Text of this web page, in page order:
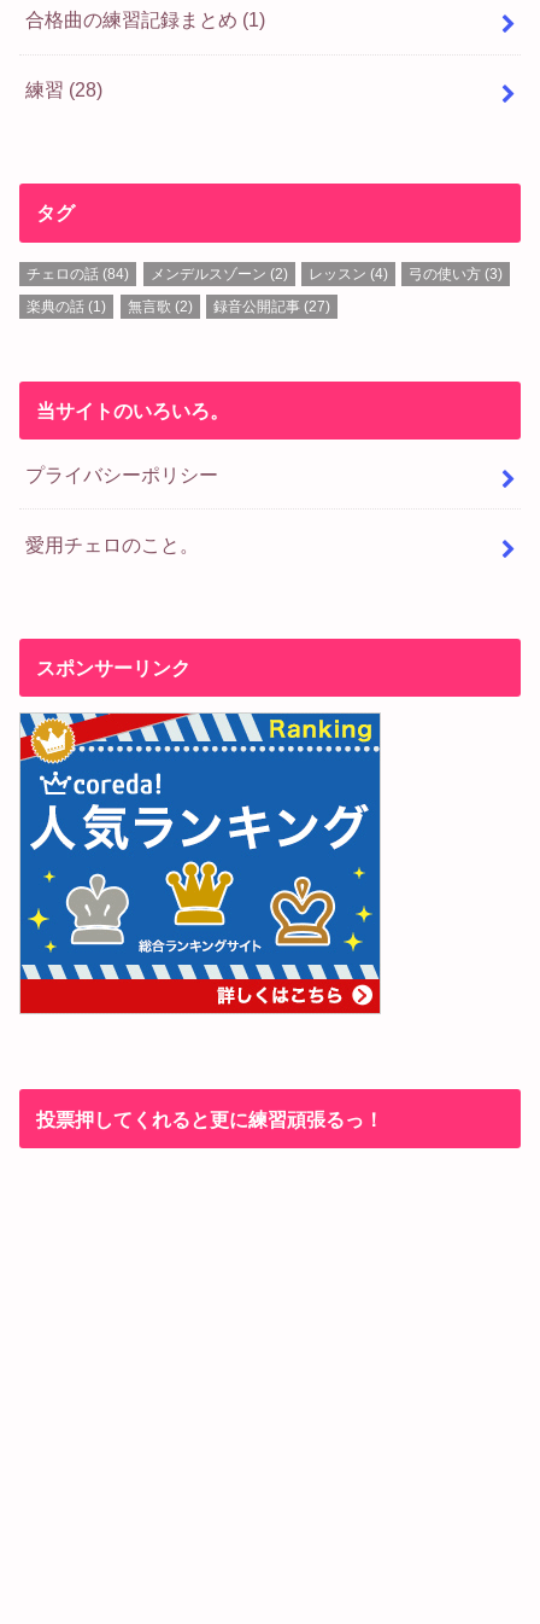
合格曲の練習記録まとめ (1)
練習 (28)
タグ
チェロの話 (84) メンデルスゾーン (2) レッスン (4) 弓の使い方 (3)
楽典の話 (1) 無言歌 (2) 録音公開記事(27)
当サイトのいろいろ。
プライバシーポリシー
愛用チェロのこと。
スポンサーリンク
投票押してくれると更に練習頑張るっ！